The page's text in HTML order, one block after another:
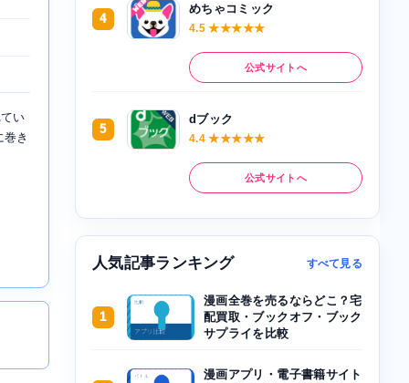
い
き
4
めちゃコミック
4.5 ★★★★★
公式サイトへ
5
dブック
4.4 ★★★★★
公式サイトへ
人気記事ランキング すべて見る
1
漫画全巻を売るならどこ？宅
配買取・ブックオフ・ブック
サプライを比較
漫画アプリ・電子書籍サイト